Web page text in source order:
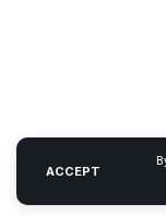
ACCEPT